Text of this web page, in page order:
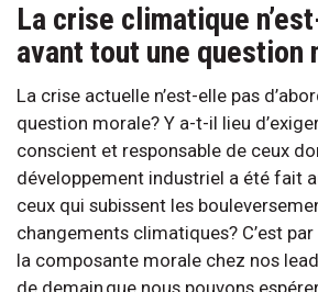
La crise climatique
avant tout une question
La crise actuelle n’est-elle pas
question morale? Y a-t-il lieu
conscient et responsable de ceux
développement industriel a été fait
ceux qui subissent les
changements climatiques? C’est
la composante morale chez nos